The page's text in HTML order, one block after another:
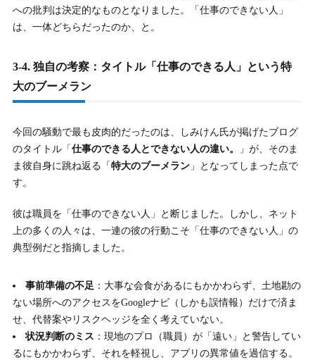
への批判は決定的なものとなりました。「仕事のできない人」
は、一体どちらだったのか、と。
3-4. 独自の考察：タイトル「仕事のできる人」という特
大のブーメラン
今回の騒動で最も皮肉的だったのは、しみけん氏が掲げたブログ
のタイトル「 仕事のできる人とできない人の違い。
」が、そのま
ま彼自身に跳ね返る「 特大のブーメラン」となってしまった点で
す。
彼は職員を「仕事のできない人」と断じました。しかし、ネット
上の多くの人々は、一連の彼の行動こそ「仕事のできない人」の
典型例だと指摘しました。
事前準備の不足 ：大事な会食があるにもかかわらず、土地勘の
ない場所へのアクセスをGoogleナビ（しかも誤情報）だけで済ま
せ、代替案やリスクヘッジを全く考えていない。
状況判断のミス ：現地のプロ（職員）が「遠い」と警告してい
るにもかかわらず、それを軽視し、アプリの異常値を過信する。